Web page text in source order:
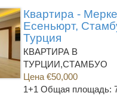
Квартира -
Есеньюрт,
Турция
КВАРТИРА В
ТУРЦИИ,СТАМБУО
Цена €50,000
1+1 Общая площадь: